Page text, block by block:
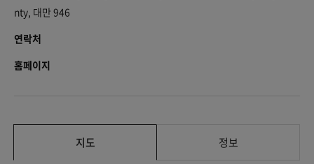
nty, 대만 946
연락처
홈페이지
지도 정보